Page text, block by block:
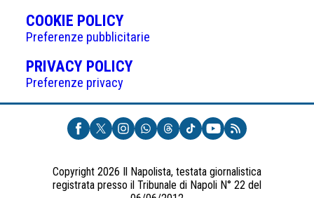
COOKIE POLICY(APRE
IN
UNA
NUOVA
Preferenze pubblicitarie
PRIVACY POLICY(APRE
UNA
NUOVA
SCHEDA)
Preferenze privacy
Copyright 2026 Il Napolista, testata giornalistica
registrata presso il Tribunale di Napoli N° 22 del